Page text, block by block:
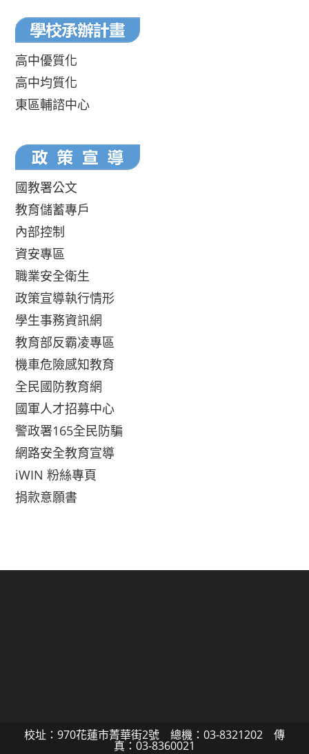
高中優質化
高中均質化
東區輔諮中心
國教署公文
教育儲蓄專戶
內部控制
資安專區
職業安全衛生
政策宣導執行情形
學生事務資訊網
教育部反霸凌專區
機車危險感知教育
全民國防教育網
國軍人才招募中心
警政署165全民防騙
網路安全教育宣導
iWIN 粉絲專頁
捐款意願書
校址：970花蓮市菁華街2號 總機：03-8321202 傳
真：03-8360021